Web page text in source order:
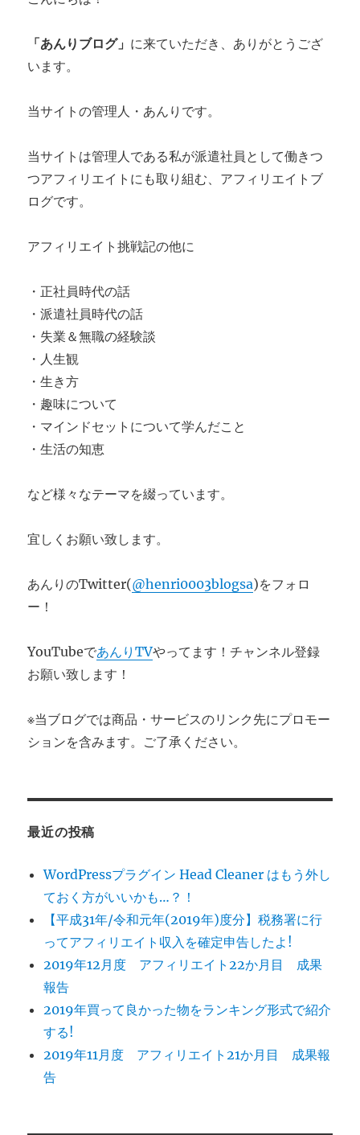
「あんりブログ」 に来ていただき、ありがとうござ
います。
当サイトの管理人・あんりです。
当サイトは管理人である私が派遣社員として働きつ
つアフィリエイトにも取り組む、アフィリエイトブ
ログです。
アフィリエイト挑戦記の他に
・正社員時代の話
・派遣社員時代の話
・失業＆無職の経験談
・人生観
・生き方
・趣味について
・マインドセットについて学んだこと
・生活の知恵
など様々なテーマを綴っています。
宜しくお願い致します。
あんりのTwitter(@henri0003blogsa)をフォロ
ー！
YouTubeであんりTVやってます！チャンネル登録
お願い致します！
※当ブログでは商品・サービスのリンク先にプロモー
ションを含みます。ご了承ください。
最近の投稿
WordPressプラグイン Head Cleaner はもう外し
ておく方がいいかも…？！
【平成31年/令和元年(2019年)度分】税務署に行
ってアフィリエイト収入を確定申告したよ!
2019年12月度 アフィリエイト22か月目 成果
報告
2019年買って良かった物をランキング形式で紹介
する!
2019年11月度 アフィリエイト21か月目 成果報
告